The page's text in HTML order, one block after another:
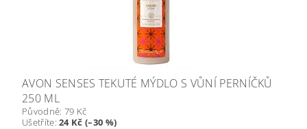
AVON SENSES TEKUTÉ MÝDLO S VŮNÍ PERNÍČKŮ
250 ML
Původně: 79 Kč
Ušetříte:24 Kč (–30 %)